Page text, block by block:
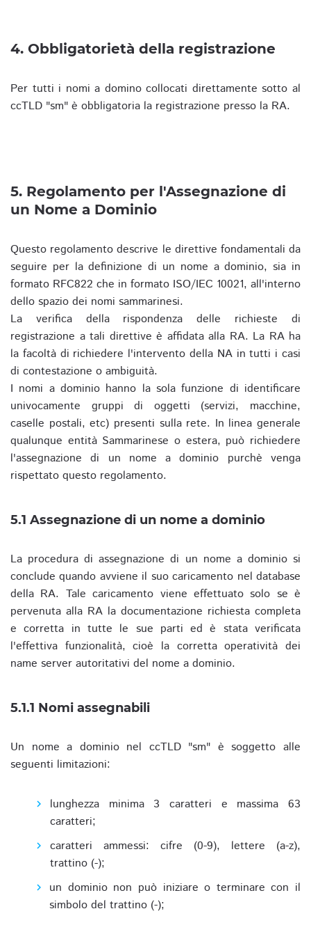
4. Obbligatorietà della registrazione
Per tutti i nomi a domino collocati direttamente sotto al
ccTLD "sm" è obbligatoria la registrazione presso la RA.
5. Regolamento per l'Assegnazione di
un Nome a Dominio
Questo regolamento descrive le direttive fondamentali da
seguire per la definizione di un nome a dominio, sia in
formato RFC822 che in formato ISO/IEC 10021, all'interno
dello spazio dei nomi sammarinesi.
La verifica della rispondenza delle richieste di
registrazione a tali direttive è affidata alla RA. La RA ha
la facoltà di richiedere l'intervento della NA in tutti i casi
di contestazione o ambiguità.
I nomi a dominio hanno la sola funzione di identificare
univocamente gruppi di oggetti (servizi, macchine,
caselle postali, etc) presenti sulla rete. In linea generale
qualunque entità Sammarinese o estera, può richiedere
l'assegnazione di un nome a dominio purchè venga
rispettato questo regolamento.
5.1 Assegnazione di un nome a dominio
La procedura di assegnazione di un nome a dominio si
conclude quando avviene il suo caricamento nel database
della RA. Tale caricamento viene effettuato solo se è
pervenuta alla RA la documentazione richiesta completa
e corretta in tutte le sue parti ed è stata verificata
l'effettiva funzionalità, cioè la corretta operatività dei
name server autoritativi del nome a dominio.
5.1.1 Nomi assegnabili
Un nome a dominio nel ccTLD "sm" è soggetto alle
seguenti limitazioni:
lunghezza minima 3 caratteri e massima 63
caratteri;
caratteri ammessi: cifre (0-9), lettere (a-z),
trattino (-);
un dominio non può iniziare o terminare con il
simbolo del trattino (-);